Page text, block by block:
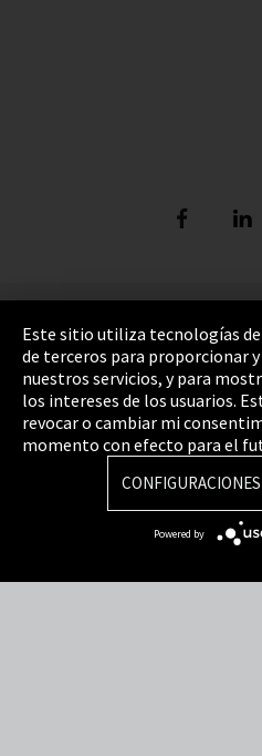
Pie de imprenta
Política de privacidad
Cookie Settings
Términos y Condiciones
Mapa del sitio
Integrity Line
Este sitio utiliza tecnologías
de terceros para proporcionar
nuestros servicios, y para
los intereses de los usuarios.
revocar o cambiar mi
momento con efecto para el
Powered by